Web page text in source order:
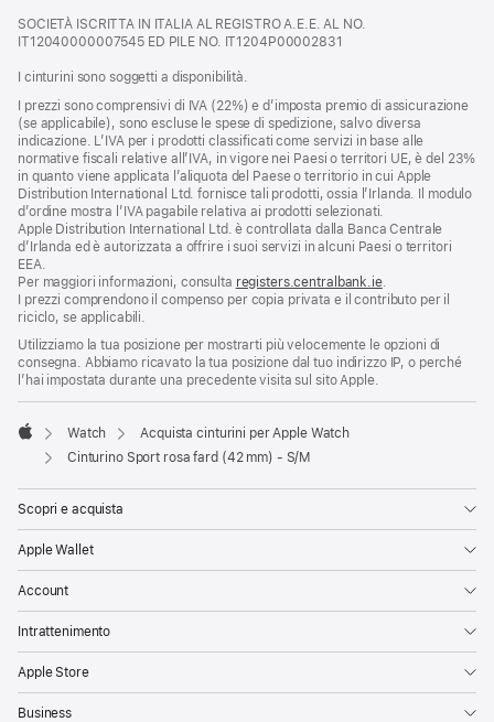
SOCIETÀ ISCRITTA IN ITALIA AL REGISTRO A.E.E. AL NO.
IT12040000007545 ED PILE NO. IT1204P00002831
I cinturini sono soggetti a disponibilità.
I prezzi sono comprensivi di IVA (22%) e d’imposta premio di assicurazione
(se applicabile), sono escluse le spese di spedizione, salvo diversa
indicazione. L’IVA per i prodotti classificati come servizi in base alle
normative fiscali relative all’IVA, in vigore nei Paesi o territori UE, è del 23%
in quanto viene applicata l’aliquota del Paese o territorio in cui Apple
Distribution International Ltd. fornisce tali prodotti, ossia l’Irlanda. Il modulo
d’ordine mostra l’IVA pagabile relativa ai prodotti selezionati.
Apple Distribution International Ltd. è controllata dalla Banca Centrale
d’Irlanda ed è autorizzata a offrire i suoi servizi in alcuni Paesi o territori
EEA.
Per maggiori informazioni, consulta registers.centralbank.ie.
I prezzi comprendono il compenso per copia privata e il contributo per il
riciclo, se applicabili.
Utilizziamo la tua posizione per mostrarti più velocemente le opzioni di
consegna. Abbiamo ricavato la tua posizione dal tuo indirizzo IP, o perché
l’hai impostata durante una precedente visita sul sito Apple.
Apple
Watch
Acquista cinturini per Apple Watch
Cinturino Sport rosa fard (42 mm) - S/M
Scopri e acquista
Apple Wallet
Account
Intrattenimento
Apple Store
Business